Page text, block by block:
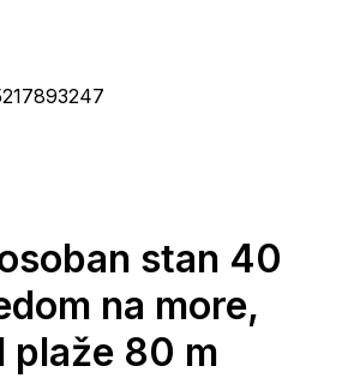
stan 40
na more,
plaže 80 m